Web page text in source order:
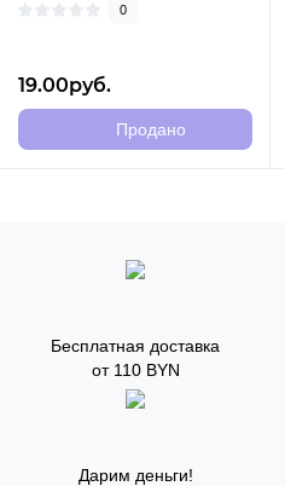
0
19.00руб.
Продано
Бесплатная доставка
от 110 BYN
Дарим деньги!